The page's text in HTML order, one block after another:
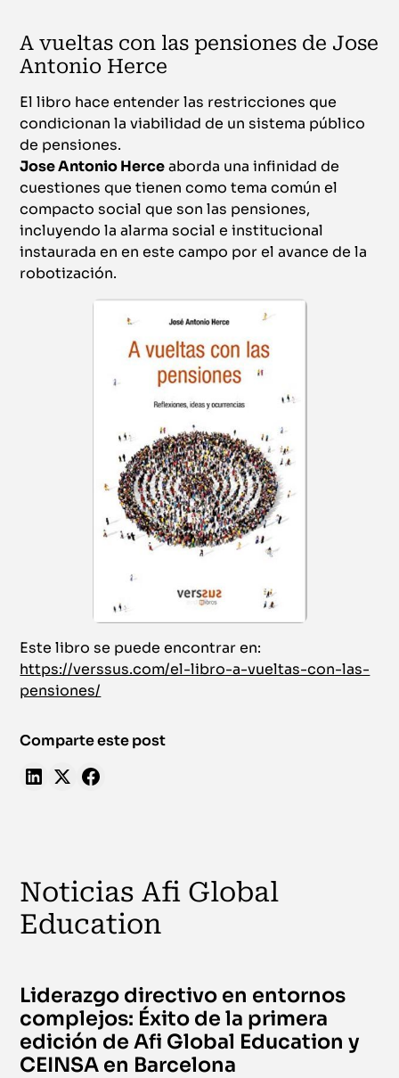
A vueltas con las pensiones de Jose
Antonio Herce
El libro hace entender las restricciones que
condicionan la viabilidad de un sistema público
de pensiones.
Jose Antonio Herceaborda una infinidad de
cuestiones que tienen como tema común el
compacto social que son las pensiones,
incluyendo la alarma social e institucional
instaurada en en este campo por el avance de la
robotización.
Este libro se puede encontrar en:
https://verssus.com/el-libro-a-vueltas-con-las-
pensiones/
Comparte este post
Noticias Afi Global
Education
Liderazgo directivo en entornos
complejos: Éxito de la primera
edición de Afi Global Education y
CEINSA en Barcelona